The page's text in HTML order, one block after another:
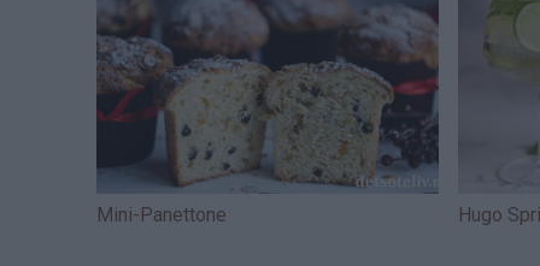
Mini-Panettone Hugo